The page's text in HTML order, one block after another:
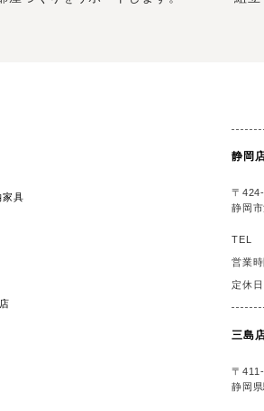
家具
店
静岡
〒
静岡
TEL
営業
定休日
三島
〒
静岡